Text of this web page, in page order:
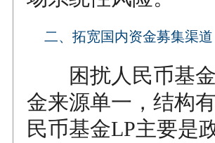
二、拓宽国内资金募集渠
困扰人民币基金
金来源单一，结构
民币基金LP主要是